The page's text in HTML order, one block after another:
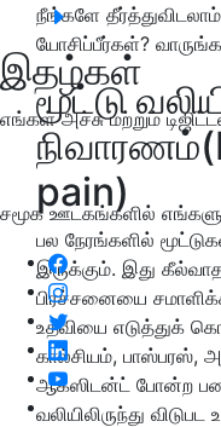
இதழ்கள்
எங்கள் அச்சு மற்றும்
சமூக ஊடகங்களில்
நீங்களே
யோசிப்பீர்கள்?
மூட்டு
pain)
பல நேரங்களில்
இருக்கும். இது
பிரச்சனையை
உதவியை எடுத்துக்
கால்சியம், பாஸ்பரஸ்,
ஆக்ஸிடன்ட் போன்ற
வலியிலிருந்து விடுபட